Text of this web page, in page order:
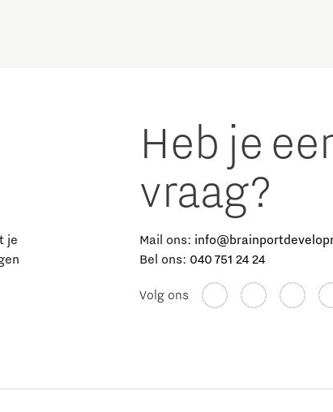
je
Heb je
vraag?
Mail ons:
Bel ons: 040 751 24 24
Volg ons